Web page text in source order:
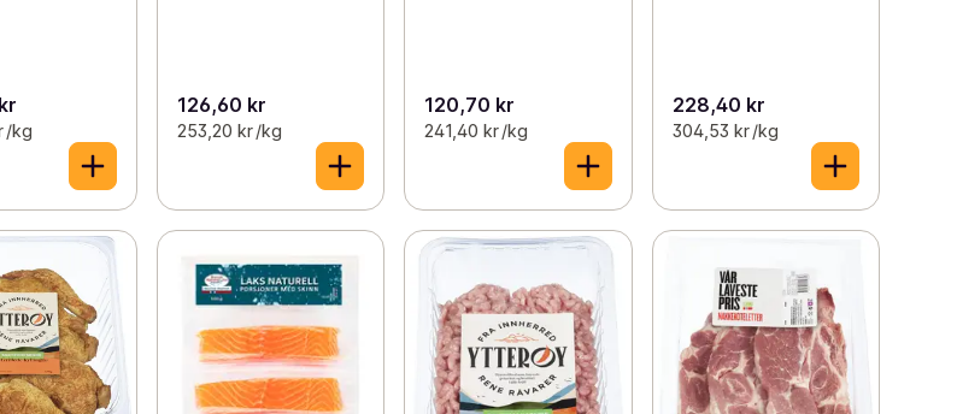
/kg
126,60 kr
253,20 kr /kg
120,70 kr
241,40 kr /kg
228,40 kr
304,53 kr /kg